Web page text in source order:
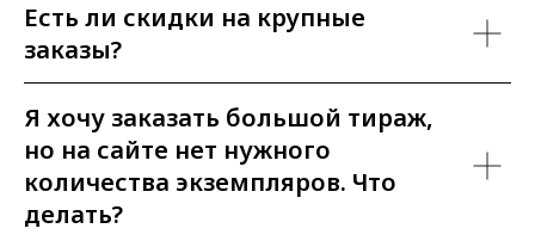
Есть ли скидки на крупные
заказы?
Я хочу заказать большой тираж,
но на сайте нет нужного
количества экземпляров. Что
делать?